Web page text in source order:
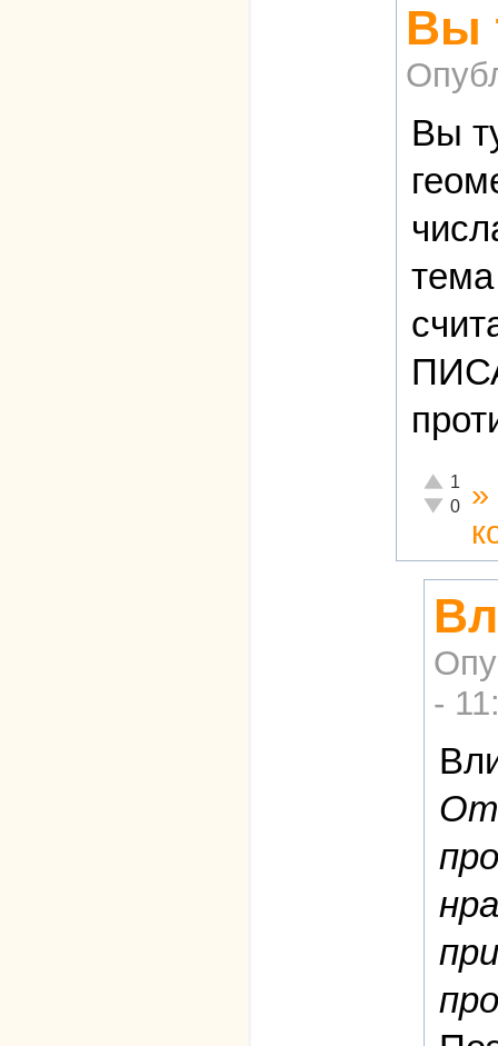
Вы
Вы
Отлично!
1
0
»
-